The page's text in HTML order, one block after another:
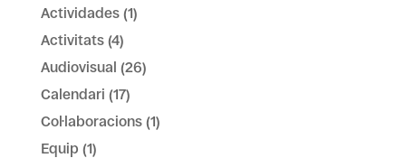
Actividades(1)
Activitats(4)
Audiovisual (26)
Calendari (17)
Col·laboracions(1)
Equip (1)